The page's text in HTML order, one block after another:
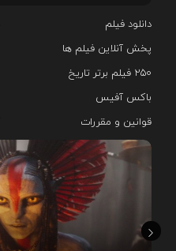
دانلود فیلم
پخش آنلاین فیلم ها
۲۵۰ فیلم برتر تاریخ
باکس آفیس
قوانین و مقررات